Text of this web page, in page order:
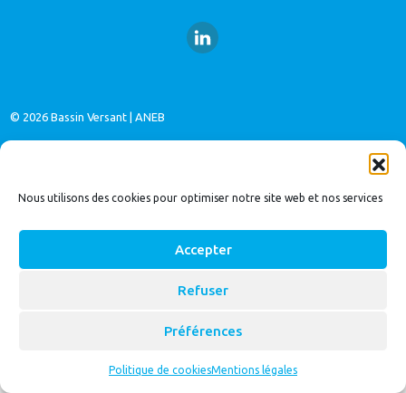
Nous utilisons des cookies pour optimiser notre site web et nos services
Accepter
Refuser
Préférences
Politique de cookiesMentions légales
© 2026Bassin Versant |ANEB